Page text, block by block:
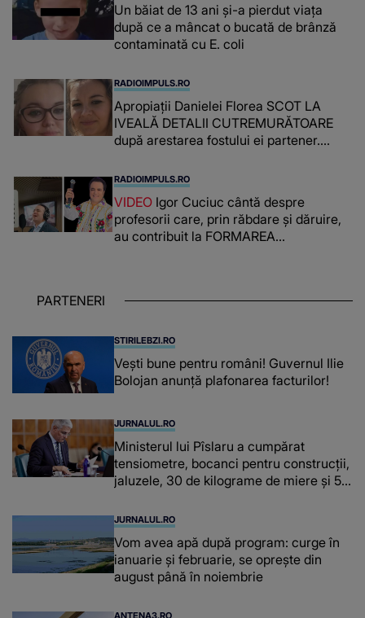
Un băiat de 13 ani și-a pierdut viața
după ce a mâncat o bucată de brânză
contaminată cu E. coli
RADIOIMPULS.RO
Apropiații Danielei Florea SCOT LA
IVEALĂ DETALII CUTREMURĂTOARE
după arestarea fostului ei partener.
românca ucisă în Italia și ascunsă în
lada unui pat: " Îmi pare rău că nu am
reușit să fac mai mult pentru ea și..."
RADIOIMPULS.RO
VIDEO Igor Cuciuc cântă despre
profesorii care, prin răbdare și dăruire,
au contribuit la FORMAREA
chiar și după trecerea anilor: "De
PARTENERI
STIRILEBZI.RO
Vești bune pentru români! Guvernul Ilie
Bolojan anunță plafonarea facturilor!
JURNALUL.RO
Ministerul lui Pîslaru a cumpărat
tensiometre, bocanci pentru construcții,
jaluzele, 30 de kilograme de miere și 50
JURNALUL.RO
Vom avea apă după program: curge în
ianuarie și februarie, se oprește din
august până în noiembrie
ANTENA3.RO